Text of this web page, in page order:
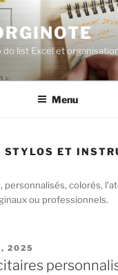
do list Excel et
Menu
STYLOS ET
personnalisés, colorés,
ou professionnels.
2025